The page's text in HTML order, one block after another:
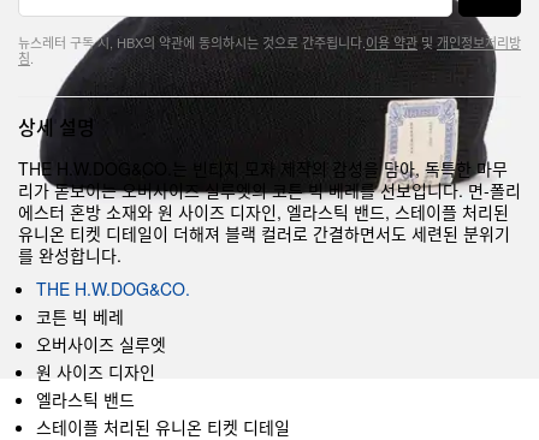
뉴스레터 구독 시, HBX의 약관에 동의하시는 것으로 간주됩니다. 이용 약관 및 개인정보처리방
침
상세 설명
THE H.W.DOG&CO.는 빈티지 모자 제작의 감성을 담아, 독특한 마무
리가 돋보이는 오버사이즈 실루엣의 코튼 빅 베레를 선보입니다. 면-폴리
에스터 혼방 소재와 원 사이즈 디자인, 엘라스틱 밴드, 스테이플 처리된
유니온 티켓 디테일이 더해져 블랙 컬러로 간결하면서도 세련된 분위기
를 완성합니다.
THE H.W.DOG&CO.
코튼 빅 베레
오버사이즈 실루엣
원 사이즈 디자인
엘라스틱 밴드
스테이플 처리된 유니온 티켓 디테일